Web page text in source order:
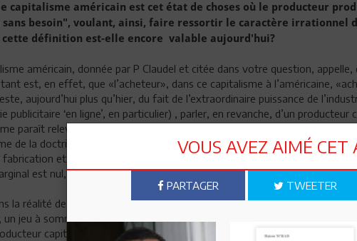
capitalisme américain est cet état de choses où le producteur
besoin", voulant, ainsi, faire ressortir le caractère irrationnel
cette définition est-elle encore valable aujourd'hui?
américain, donnée par P Claudel et citée dans votre question, appelle,
est, en effet, que «l’acheteur», dans ce capitalisme à l’américaine,
aujourd’hui plus qu’hier, du fait de l’extraordinaire puissance de
publicitaire ‘en ligne’, en particulier) , parler, en revanche, d’un producteur
paraît relever de l’illusion. Sauf à penser que l’écrivain français fait
de la doctrine capitaliste, à savoir que le capitaliste est appelé à produire
et le prix de vente d’une unité d’un bien donné s’égalisent. En ce
est nul, mais le profit total, lui, est maximum.
la réalité des choses, sachant que le jeu capitaliste, avant Claudel et
un jeu à somme nulle, où chaque joueur ne peut être que gagnant
capitaliste fera tout pour qu’il soit le premier, non le second. Cette
VOUS AVEZ AIMÉ CET
PARTAGER TWEETER